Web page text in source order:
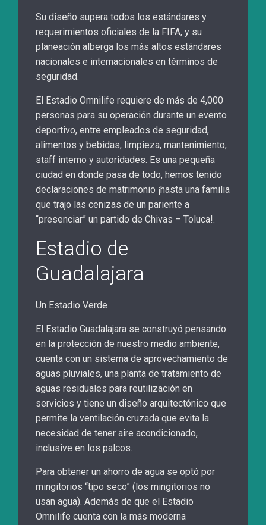
Su diseño supera todos los estándares y
requerimientos oficiales de la FIFA, y su
planeación alberga los más altos estándares
nacionales e internacionales en términos de
seguridad.
El Estadio Omnilife requiere de más de 4,000
personas para su operación durante un evento
deportivo, entre empleados de seguridad,
alimentos y bebidas, limpieza, mantenimiento,
staff interno y autoridades. Es una pequeña
ciudad en donde pasa de todo, hemos tenido
declaraciones de matrimonio ¡hasta una familia
que trajo las cenizas de un pariente a
“presenciar” un partido de Chivas – Toluca!.
Estadio de
Guadalajara
Un Estadio Verde
El Estadio Guadalajara se construyó pensando
en la protección de nuestro medio ambiente,
cuenta con un sistema de aprovechamiento de
aguas pluviales, una planta de tratamiento de
aguas residuales para reutilización en
servicios y tiene un diseño arquitectónico que
permite la ventilación cruzada que evita la
necesidad de tener aire acondicionado,
inclusive en los palcos.
Para obtener un ahorro de agua se optó por
mingitorios “tipo seco” (los mingitorios no
usan agua). Además de que el Estadio
Omnilife cuenta con la más moderna